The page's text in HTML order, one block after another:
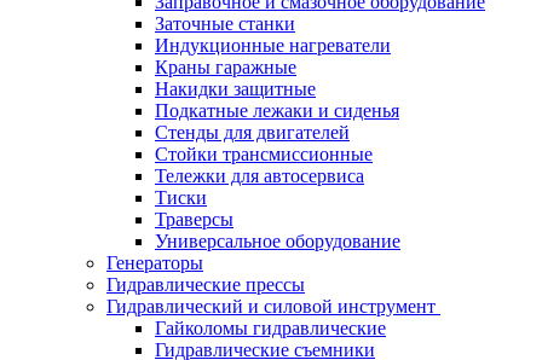
Заточные станки
Индукционные нагреватели
Краны гаражные
Накидки защитные
Подкатные лежаки и сиденья
Стенды для двигателей
Стойки трансмиссионные
Тележки для автосервиса
Тиски
Траверсы
Универсальное оборудование
Генераторы
Гидравлические прессы
Гидравлический и силовой инструмент
Гайколомы гидравлические
Гидравлические съемники